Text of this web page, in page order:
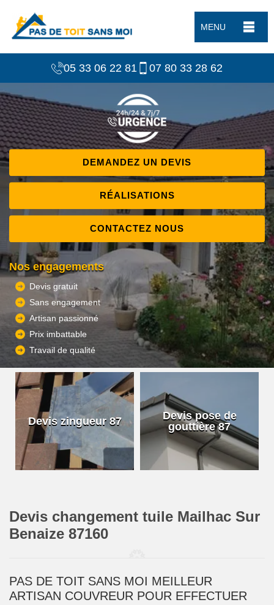
MENU
05 33 06 22 81 07 80 33 28 62
DEMANDEZ UN DEVIS
RÉALISATIONS
CONTACTEZ NOUS
Nos engagements
Devis gratuit
Sans engagement
Artisan passionné
Prix imbattable
Travail de qualité
Devis zingueur 87
Devis pose de
gouttière 87
Devis changement tuile Mailhac Sur
Benaize 87160
PAS DE TOIT SANS MOI MEILLEUR
ARTISAN COUVREUR POUR EFFECTUER